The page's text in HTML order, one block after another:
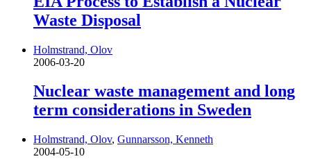
Waste Disposal
Holmstrand, Olov
2006-03-20
Nuclear waste management and long
term considerations in Sweden
Holmstrand, Olov, Gunnarsson, Kenneth
2004-05-10